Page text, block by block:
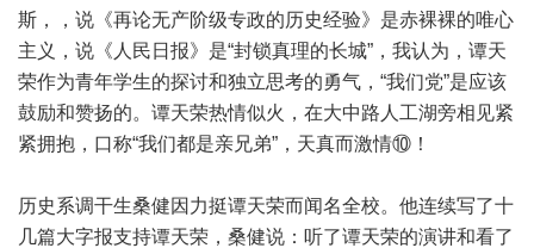
斯，，说《再论无产阶级专政的历史经验》是赤裸裸的唯心
主义，说《人民日报》是“封锁真理的长城”，我认为，谭天
荣作为青年学生的探讨和独立思考的勇气，“我们党”是应该
鼓励和赞扬的。谭天荣热情似火，在大中路人工湖旁相见紧
紧拥抱，口称“我们都是亲兄弟”，天真而激情⑩！
历史系调干生桑健因力挺谭天荣而闻名全校。他连续写了十
几篇大字报支持谭天荣，桑健说：听了谭天荣的演讲和看了